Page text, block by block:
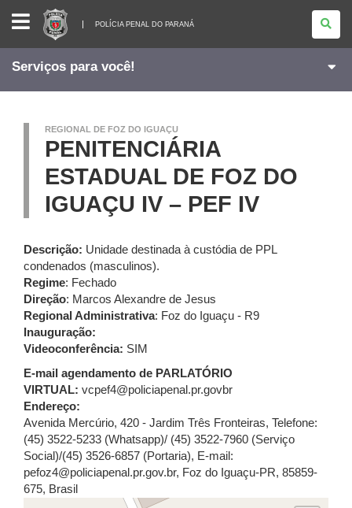
POLÍCIA
PENAL
DO
PARANÁ
POLÍCIA PENAL DO PARANÁ
Serviços para você!
REGIONAL DE FOZ DO IGUAÇU
PENITENCIÁRIA
ESTADUAL DE FOZ DO
IGUAÇU IV – PEF IV
Descrição: Unidade destinada à custódia de PPL
condenados (masculinos).
Regime: Fechado
Direção: Marcos Alexandre de Jesus
Regional Administrativa: Foz do Iguaçu - R9
Inauguração:
Videoconferência: SIM
E-mail agendamento de PARLATÓRIO
VIRTUAL: vcpef4@policiapenal.pr.govbr
Endereço:
Avenida Mercúrio, 420 - Jardim Três Fronteiras, Telefone:
(45) 3522-5233 (Whatsapp)/ (45) 3522-7960 (Serviço
Social)/(45) 3526-6857 (Portaria), E-mail:
pefoz4@policiapenal.pr.gov.br, Foz do Iguaçu-PR, 85859-
675, Brasil